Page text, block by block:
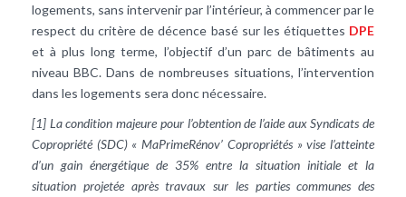
logements, sans intervenir par l’intérieur, à commencer par le
respect du critère de décence basé sur les étiquettes DPE
et à plus long terme, l’objectif d’un parc de bâtiments au
niveau BBC. Dans de nombreuses situations, l’intervention
dans les logements sera donc nécessaire.
[1] La condition majeure pour l’obtention de l’aide aux Syndicats de
Copropriété (SDC) « MaPrimeRénov’ Copropriétés » vise l’atteinte
d’un gain énergétique de 35% entre la situation initiale et la
situation projetée après travaux sur les parties communes des